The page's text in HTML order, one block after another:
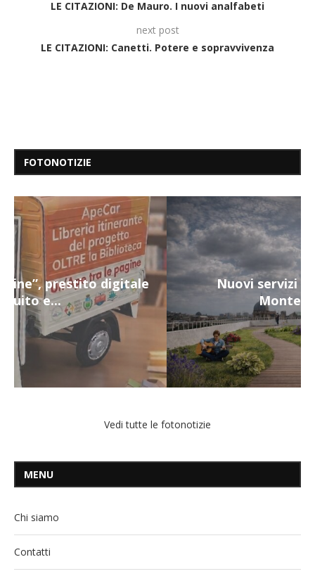
LE CITAZIONI: De Mauro. I nuovi analfabeti
next post
LE CITAZIONI: Canetti. Potere e sopravvivenza
FOTONOTIZIE
Nuovi servizi per i più fragili a
Montecalvario...
Vedi tutte le fotonotizie
MENU
Chi siamo
Contatti